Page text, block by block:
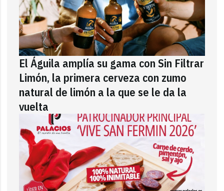
El Águila amplía su gama con Sin Filtrar
Limón, la primera cerveza con zumo
natural de limón a la que se le da la
vuelta